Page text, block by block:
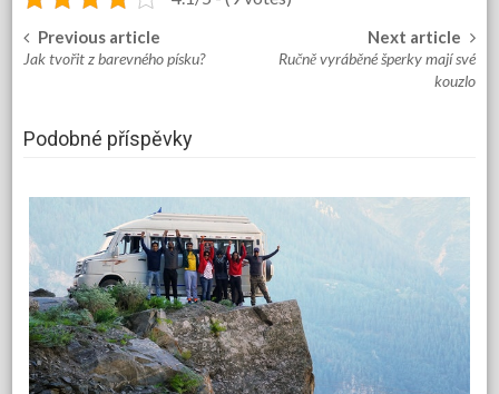
Post
Previous article
Jak tvořit z barevného písku?
Next article
Ručně vyráběné šperky mají své
kouzlo
Podobné příspěvky